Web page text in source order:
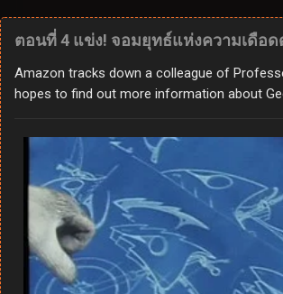
ตอนที่ 4 แข่ง! จอมยุทธ์แห่งความเดือด
Amazon tracks down a colleague of
hopes to find out more information about